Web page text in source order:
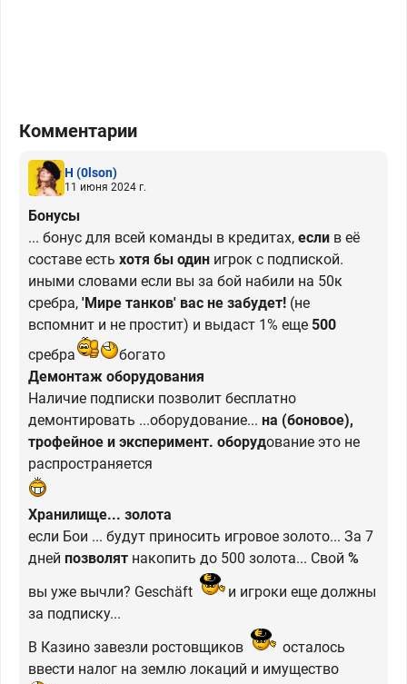
Комментарии
H (0lson)
11 июня 2024 г.
Бонусы
... бонус для всей команды в кредитах, если в её
составе есть хотя бы один игрок с подпиской.
иными словами если вы за бой набили на 50к
сребра, 'Мире танков' вас не забудет! (не
вспомнит и не простит) и выдаст 1% еще 500
сребра
богато
Демонтаж оборудования
Наличие подписки позволит бесплатно
демонтировать ...оборудование... на (боновое),
трофейное и эксперимент. оборудование это не
распространяется
Хранилище... золота
если Бои ... будут приносить игровое золото... За 7
дней позволят накопить до 500 золота... Свой %
вы уже вычли? Geschäft
и игроки еще должны
за подписку...
В Казино завезли ростовщиков
осталось
ввести налог на землю локаций и имущество